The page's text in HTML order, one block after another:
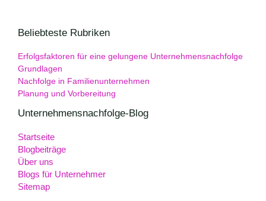
Beliebteste Rubriken
Erfolgsfaktoren für eine gelungene Unternehmensnachfolge
Grundlagen
Nachfolge in Familienunternehmen
Planung und Vorbereitung
Unternehmensnachfolge-Blog
Startseite
Blogbeiträge
Über uns
Blogs für Unternehmer
Sitemap